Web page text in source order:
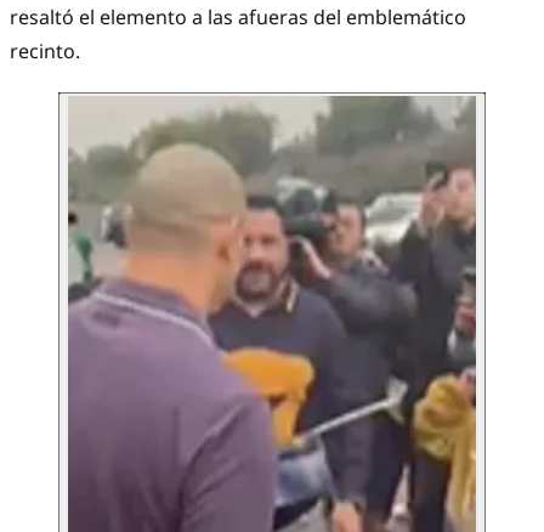
resaltó el elemento a las afueras del emblemático
recinto.